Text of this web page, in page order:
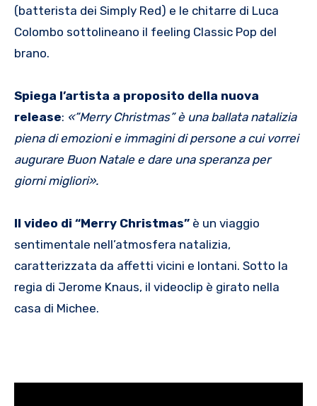
(batterista dei Simply Red) e le chitarre di Luca
Colombo sottolineano il feeling Classic Pop del
brano.
Spiega l’artista a proposito della nuova
release: «”Merry Christmas” è una ballata natalizia
piena di emozioni e immagini di persone a cui vorrei
augurare Buon Natale e dare una speranza per
giorni migliori».
Il video di “Merry Christmas” è un viaggio
sentimentale nell’atmosfera natalizia,
caratterizzata da affetti vicini e lontani. Sotto la
regia di Jerome Knaus, il videoclip è girato nella
casa di Michee.